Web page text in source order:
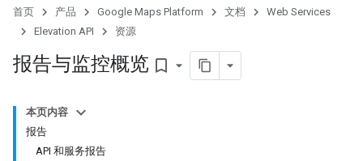
首页 产品 Google Maps Platform 文档
Web Services
Elevation API
资源
报告与监控概览 bookmark_border
本页内容
报告
API 和服务报告